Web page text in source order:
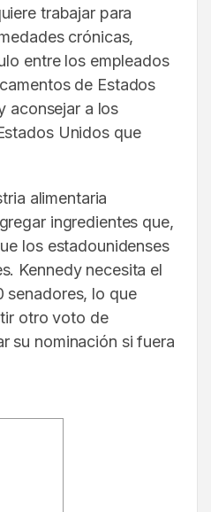
trabajar para
crónicas,
entre los empleados
de Estados
aconsejar a los
Unidos que
alimentaria
ingredientes que,
los estadounidenses
Kennedy necesita el
senadores, lo que
otro voto de
su nominación si fuera